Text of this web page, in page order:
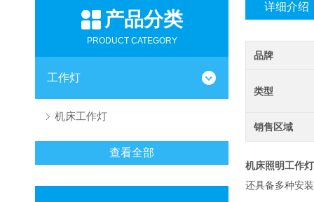
产品分类
PRODUCT CATEGORY
工作灯
机床工作灯
查看全部
详细介绍
品牌
类型
销售区域
机床照明工作灯
还具备多种安